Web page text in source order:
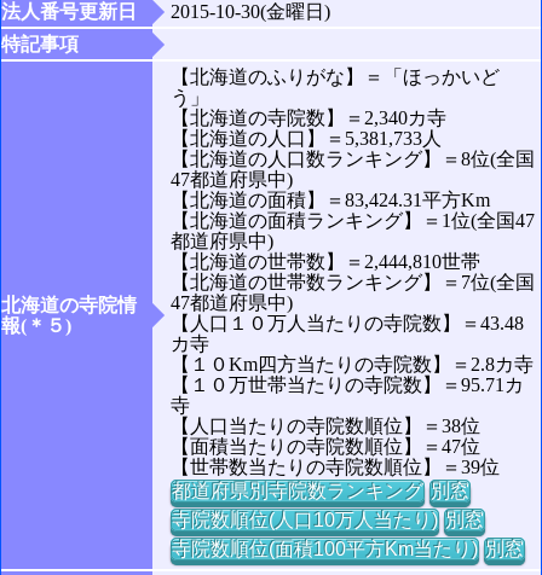
法人番号更新日
2015-10-30(金曜日)
特記事項
北海道の寺院情
報(＊５)
【北海道のふりがな】＝「ほっかいど
う」
【北海道の寺院数】＝2,340カ寺
【北海道の人口】＝5,381,733人
【北海道の人口数ランキング】＝8位(全国
47都道府県中)
【北海道の面積】＝83,424.31平方Km
【北海道の面積ランキング】＝1位(全国47
都道府県中)
【北海道の世帯数】＝2,444,810世帯
【北海道の世帯数ランキング】＝7位(全国
47都道府県中)
【人口１０万人当たりの寺院数】＝43.48
カ寺
【１０Km四方当たりの寺院数】＝2.8カ寺
【１０万世帯当たりの寺院数】＝95.71カ
寺
【人口当たりの寺院数順位】＝38位
【面積当たりの寺院数順位】＝47位
【世帯数当たりの寺院数順位】＝39位
都道府県別寺院数ランキング 別窓
寺院数順位(人口10万人当たり) 別窓
寺院数順位(面積100平方Km当たり) 別窓